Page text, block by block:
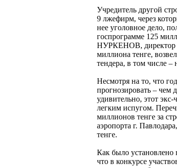
Учредитель другой
9 лжефирм, через
нее уголовное дело,
госпрограмме 125
НУРКЕНОВ, директор
миллиона тенге,
тендера, в том числе –
Несмотря на то, что
прогнозировать – чем
удивительно, этот
легким испугом.
миллионов тенге за
аэропорта г.
тенге.
Как было установлено
что в конкурсе